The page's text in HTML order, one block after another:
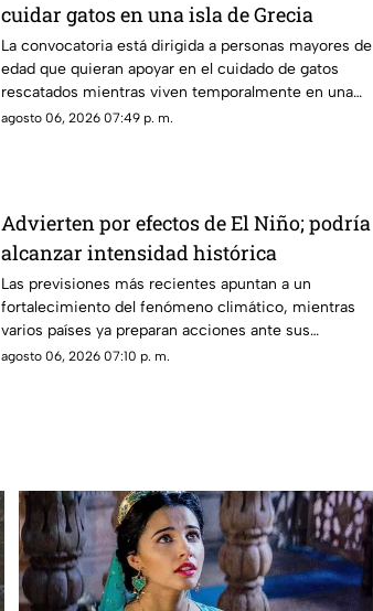
cuidar gatos en una isla de Grecia
La convocatoria está dirigida a personas mayores de
edad que quieran apoyar en el cuidado de gatos
rescatados mientras viven temporalmente en una
isla griega.
agosto 06, 2026 07:49 p. m.
Advierten por efectos de El Niño; podría
alcanzar intensidad histórica
Las previsiones más recientes apuntan a un
fortalecimiento del fenómeno climático, mientras
varios países ya preparan acciones ante sus
posibles efectos.
agosto 06, 2026 07:10 p. m.